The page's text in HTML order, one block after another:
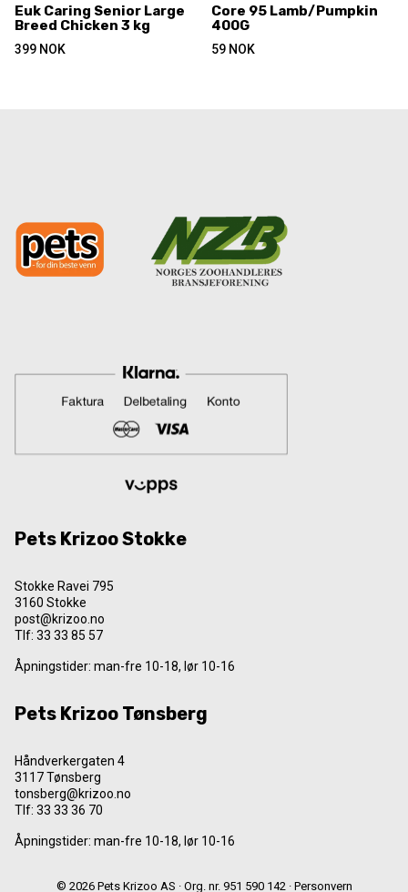
Euk Caring Senior Large
Breed Chicken 3 kg
399 NOK
Core 95 Lamb/Pumpkin
400G
59 NOK
Pets Krizoo Stokke
Stokke Ravei 795
3160 Stokke
post@krizoo.no
Tlf: 33 33 85 57
Åpningstider: man-fre 10-18, lør 10-16
Pets Krizoo Tønsberg
Håndverkergaten 4
3117 Tønsberg
tonsberg@krizoo.no
Tlf: 33 33 36 70
Åpningstider: man-fre 10-18, lør 10-16
© 2026 Pets Krizoo AS · Org. nr. 951 590 142 · Personvern